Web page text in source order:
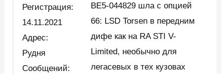
Регистрация:
14.11.2021
Адрес:
Рудня
Сообщений:
BE5-044829 шла с опцией
66: LSD Torsen в передним
дифе как на RA STI V-
Limited, необычно для
легасевых в тех кузовах